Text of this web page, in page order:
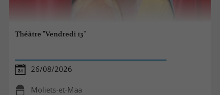
Théâtre "Vendredi 13"
26/08/2026
Moliets-et-Maa